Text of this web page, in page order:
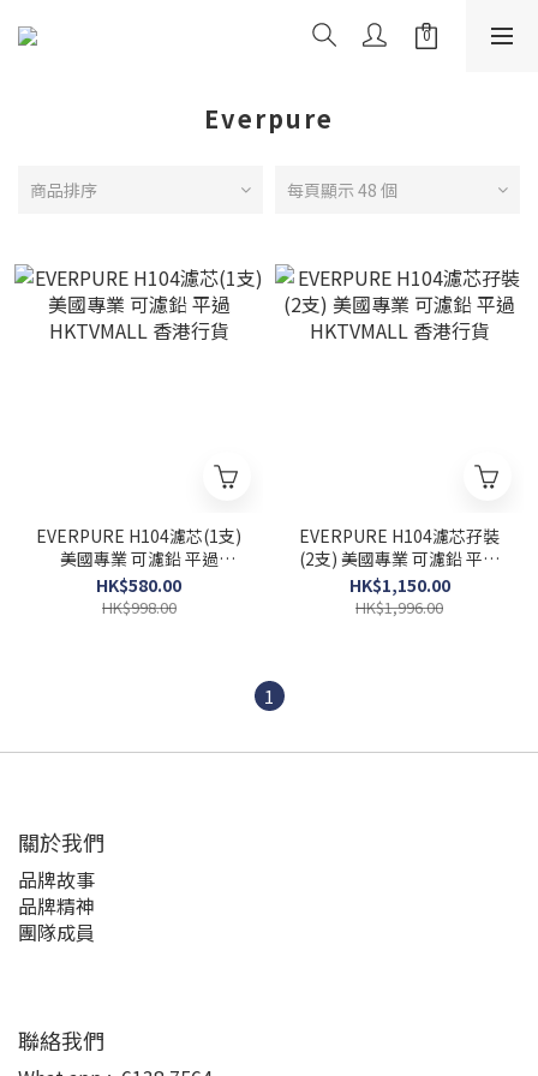
Everpure
商品排序 每頁顯示 48 個
EVERPURE H104濾芯(1支)
美國專業 可濾鉛 平過
HKTVMALL 香港行貨
HK$580.00
HK$998.00
EVERPURE H104濾芯孖裝
(2支) 美國專業 可濾鉛 平過
HKTVMALL 香港行貨
HK$1,150.00
HK$1,996.00
1
關於我們
品牌故事
品牌精神
團隊成員
聯絡我們